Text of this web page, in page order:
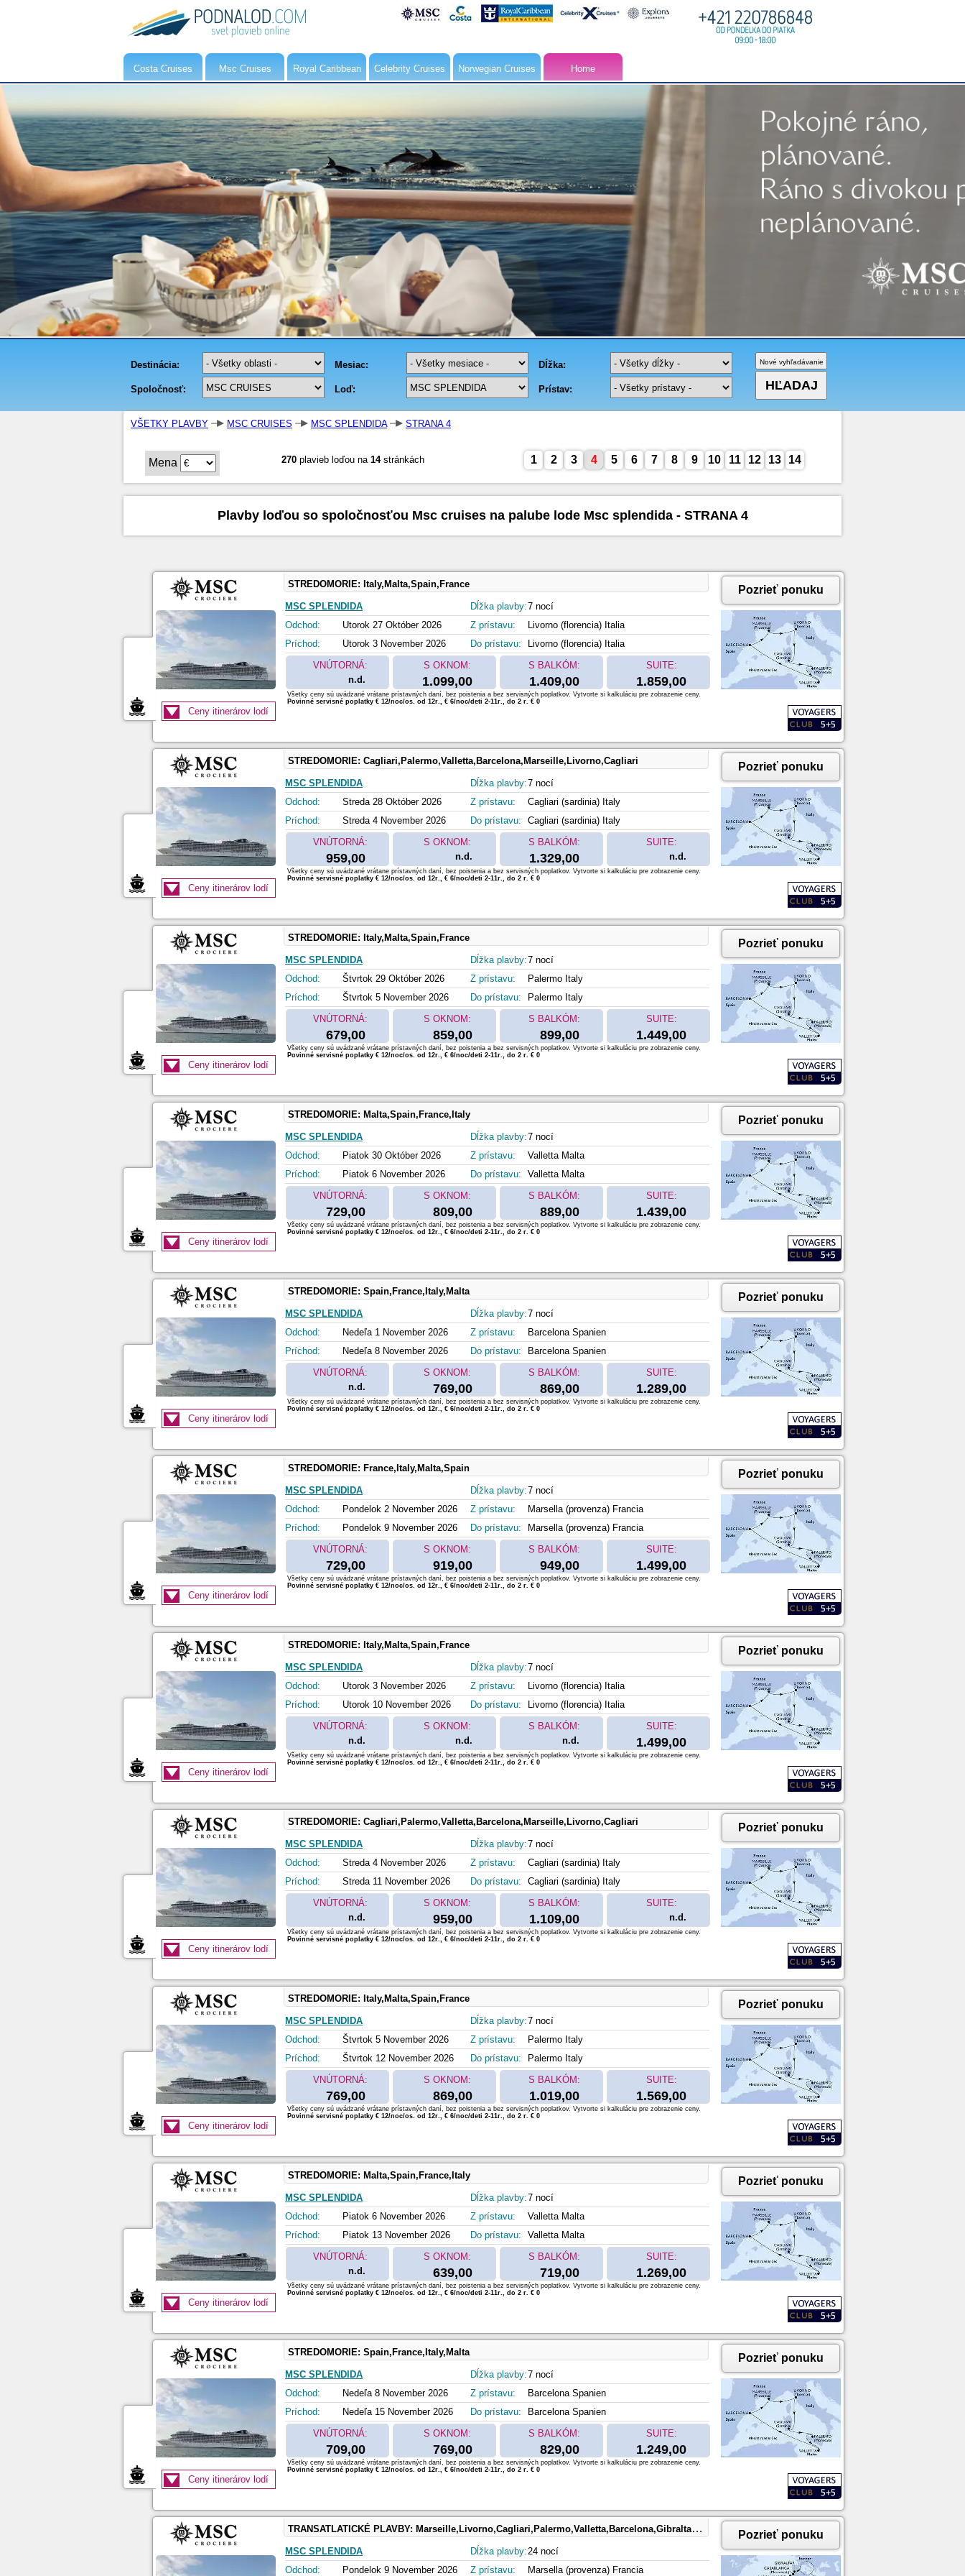
Costa Cruises Msc Cruises Royal Caribbean Celebrity Cruises Norwegian Cruises Home
VŠETKY PLAVBY MSC CRUISES MSC SPLENDIDA STRANA 4
Mena 270 plavieb loďou na 14stránkách 14
13
12
11
10
9
8
7
6
5
4
3
2
1
Plavby loďou so spoločnosťou Msc cruises na palube lode Msc splendida - STRANA 4
STREDOMORIE: Italy,Malta,Spain,France
MSC SPLENDIDA
Odchod:
Utorok 27 Október 2026
Príchod:
Utorok 3 November 2026
Dĺžka plavby:7 nocí
Z prístavu:
Livorno (florencia) Italia
Do prístavu:
Livorno (florencia) Italia
VNÚTORNÁ:
n.d.
S OKNOM:
1.099,00
S BALKÓM:
1.409,00
SUITE:
1.859,00
Pozrieť ponuku
Ceny itinerárov lodí
Všetky ceny sú uvádzané vrátane prístavných daní, bez poistenia a bez servisných poplatkov. Vytvorte si kalkuláciu pre zobrazenie ceny.
Povinné servisné poplatky € 12/noc/os. od 12r., € 6/noc/deti 2-11r., do 2 r. € 0
STREDOMORIE: Cagliari,Palermo,Valletta,Barcelona,Marseille,Livorno,Cagliari
MSC SPLENDIDA
Odchod:
Streda 28 Október 2026
Príchod:
Streda 4 November 2026
Dĺžka plavby:7 nocí
Z prístavu:
Cagliari (sardinia) Italy
Do prístavu:
Cagliari (sardinia) Italy
VNÚTORNÁ:
959,00
S OKNOM:
n.d.
S BALKÓM:
1.329,00
SUITE:
n.d.
Pozrieť ponuku
Ceny itinerárov lodí
Všetky ceny sú uvádzané vrátane prístavných daní, bez poistenia a bez servisných poplatkov. Vytvorte si kalkuláciu pre zobrazenie ceny.
Povinné servisné poplatky € 12/noc/os. od 12r., € 6/noc/deti 2-11r., do 2 r. € 0
STREDOMORIE: Italy,Malta,Spain,France
MSC SPLENDIDA
Odchod:
Štvrtok 29 Október 2026
Príchod:
Štvrtok 5 November 2026
Dĺžka plavby:7 nocí
Z prístavu:
Palermo Italy
Do prístavu:
Palermo Italy
VNÚTORNÁ:
679,00
S OKNOM:
859,00
S BALKÓM:
899,00
SUITE:
1.449,00
Pozrieť ponuku
Ceny itinerárov lodí
Všetky ceny sú uvádzané vrátane prístavných daní, bez poistenia a bez servisných poplatkov. Vytvorte si kalkuláciu pre zobrazenie ceny.
Povinné servisné poplatky € 12/noc/os. od 12r., € 6/noc/deti 2-11r., do 2 r. € 0
STREDOMORIE: Malta,Spain,France,Italy
MSC SPLENDIDA
Odchod:
Piatok 30 Október 2026
Príchod:
Piatok 6 November 2026
Dĺžka plavby:7 nocí
Z prístavu:
Valletta Malta
Do prístavu:
Valletta Malta
VNÚTORNÁ:
729,00
S OKNOM:
809,00
S BALKÓM:
889,00
SUITE:
1.439,00
Pozrieť ponuku
Ceny itinerárov lodí
Všetky ceny sú uvádzané vrátane prístavných daní, bez poistenia a bez servisných poplatkov. Vytvorte si kalkuláciu pre zobrazenie ceny.
Povinné servisné poplatky € 12/noc/os. od 12r., € 6/noc/deti 2-11r., do 2 r. € 0
STREDOMORIE: Spain,France,Italy,Malta
MSC SPLENDIDA
Odchod:
Nedeľa 1 November 2026
Príchod:
Nedeľa 8 November 2026
Dĺžka plavby:7 nocí
Z prístavu:
Barcelona Spanien
Do prístavu:
Barcelona Spanien
VNÚTORNÁ:
n.d.
S OKNOM:
769,00
S BALKÓM:
869,00
SUITE:
1.289,00
Pozrieť ponuku
Ceny itinerárov lodí
Všetky ceny sú uvádzané vrátane prístavných daní, bez poistenia a bez servisných poplatkov. Vytvorte si kalkuláciu pre zobrazenie ceny.
Povinné servisné poplatky € 12/noc/os. od 12r., € 6/noc/deti 2-11r., do 2 r. € 0
STREDOMORIE: France,Italy,Malta,Spain
MSC SPLENDIDA
Odchod:
Pondelok 2 November 2026
Príchod:
Pondelok 9 November 2026
Dĺžka plavby:7 nocí
Z prístavu:
Marsella (provenza) Francia
Do prístavu:
Marsella (provenza) Francia
VNÚTORNÁ:
729,00
S OKNOM:
919,00
S BALKÓM:
949,00
SUITE:
1.499,00
Pozrieť ponuku
Ceny itinerárov lodí
Všetky ceny sú uvádzané vrátane prístavných daní, bez poistenia a bez servisných poplatkov. Vytvorte si kalkuláciu pre zobrazenie ceny.
Povinné servisné poplatky € 12/noc/os. od 12r., € 6/noc/deti 2-11r., do 2 r. € 0
STREDOMORIE: Italy,Malta,Spain,France
MSC SPLENDIDA
Odchod:
Utorok 3 November 2026
Príchod:
Utorok 10 November 2026
Dĺžka plavby:7 nocí
Z prístavu:
Livorno (florencia) Italia
Do prístavu:
Livorno (florencia) Italia
VNÚTORNÁ:
n.d.
S OKNOM:
n.d.
S BALKÓM:
n.d.
SUITE:
1.499,00
Pozrieť ponuku
Ceny itinerárov lodí
Všetky ceny sú uvádzané vrátane prístavných daní, bez poistenia a bez servisných poplatkov. Vytvorte si kalkuláciu pre zobrazenie ceny.
Povinné servisné poplatky € 12/noc/os. od 12r., € 6/noc/deti 2-11r., do 2 r. € 0
STREDOMORIE: Cagliari,Palermo,Valletta,Barcelona,Marseille,Livorno,Cagliari
MSC SPLENDIDA
Odchod:
Streda 4 November 2026
Príchod:
Streda 11 November 2026
Dĺžka plavby:7 nocí
Z prístavu:
Cagliari (sardinia) Italy
Do prístavu:
Cagliari (sardinia) Italy
VNÚTORNÁ:
n.d.
S OKNOM:
959,00
S BALKÓM:
1.109,00
SUITE:
n.d.
Pozrieť ponuku
Ceny itinerárov lodí
Všetky ceny sú uvádzané vrátane prístavných daní, bez poistenia a bez servisných poplatkov. Vytvorte si kalkuláciu pre zobrazenie ceny.
Povinné servisné poplatky € 12/noc/os. od 12r., € 6/noc/deti 2-11r., do 2 r. € 0
STREDOMORIE: Italy,Malta,Spain,France
MSC SPLENDIDA
Odchod:
Štvrtok 5 November 2026
Príchod:
Štvrtok 12 November 2026
Dĺžka plavby:7 nocí
Z prístavu:
Palermo Italy
Do prístavu:
Palermo Italy
VNÚTORNÁ:
769,00
S OKNOM:
869,00
S BALKÓM:
1.019,00
SUITE:
1.569,00
Pozrieť ponuku
Ceny itinerárov lodí
Všetky ceny sú uvádzané vrátane prístavných daní, bez poistenia a bez servisných poplatkov. Vytvorte si kalkuláciu pre zobrazenie ceny.
Povinné servisné poplatky € 12/noc/os. od 12r., € 6/noc/deti 2-11r., do 2 r. € 0
STREDOMORIE: Malta,Spain,France,Italy
MSC SPLENDIDA
Odchod:
Piatok 6 November 2026
Príchod:
Piatok 13 November 2026
Dĺžka plavby:7 nocí
Z prístavu:
Valletta Malta
Do prístavu:
Valletta Malta
VNÚTORNÁ:
n.d.
S OKNOM:
639,00
S BALKÓM:
719,00
SUITE:
1.269,00
Pozrieť ponuku
Ceny itinerárov lodí
Všetky ceny sú uvádzané vrátane prístavných daní, bez poistenia a bez servisných poplatkov. Vytvorte si kalkuláciu pre zobrazenie ceny.
Povinné servisné poplatky € 12/noc/os. od 12r., € 6/noc/deti 2-11r., do 2 r. € 0
STREDOMORIE: Spain,France,Italy,Malta
MSC SPLENDIDA
Odchod:
Nedeľa 8 November 2026
Príchod:
Nedeľa 15 November 2026
Dĺžka plavby:7 nocí
Z prístavu:
Barcelona Spanien
Do prístavu:
Barcelona Spanien
VNÚTORNÁ:
709,00
S OKNOM:
769,00
S BALKÓM:
829,00
SUITE:
1.249,00
Pozrieť ponuku
Ceny itinerárov lodí
Všetky ceny sú uvádzané vrátane prístavných daní, bez poistenia a bez servisných poplatkov. Vytvorte si kalkuláciu pre zobrazenie ceny.
Povinné servisné poplatky € 12/noc/os. od 12r., € 6/noc/deti 2-11r., do 2 r. € 0
TRANSATLATICKÉ PLAVBY: Marseille,Livorno,Cagliari,Palermo,Valletta,Barcelona,Gibraltar,Casablanca,Las Palmas de G.Canaria,Maceio,Salvador,Rio de Janeiro,Montevideo,Buenos Aires
MSC SPLENDIDA
Odchod:
Pondelok 9 November 2026
Dĺžka plavby:24 nocí
Z prístavu:
Marsella (provenza) Francia
Pozrieť ponuku